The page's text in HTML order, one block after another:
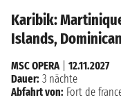
Karibik:
Islands,
MSC OPERA| 12.11.2027
Dauer: 3 nächte
Abfahrt von: Fort de